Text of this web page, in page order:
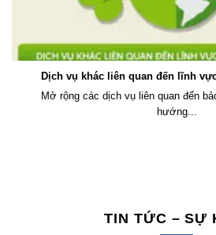
Dịch vụ khác liên quan đến lĩnh
Mở rộng các dịch vụ liên quan đến
hướng...
TIN TỨC – SỰ